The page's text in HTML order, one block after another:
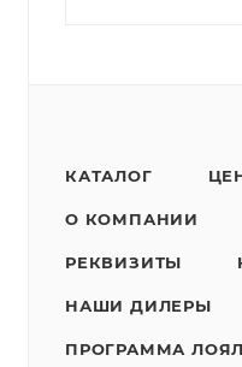
КАТАЛОГ
О КОМПАНИИ
РЕКВИЗИТЫ
НАШИ ДИЛЕРЫ
ПРОГРАММА